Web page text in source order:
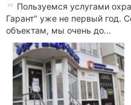
Пользуемся услугами
Гарант" уже не первый год.
объектам, мы очень до...